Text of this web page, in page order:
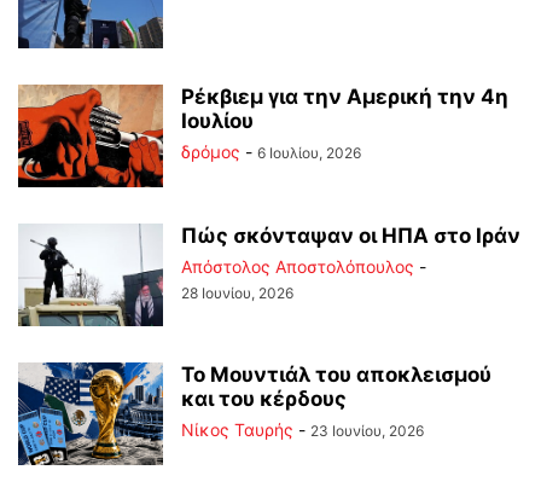
Ρέκβιεμ για την Αμερική την 4η
Ιουλίου
δρόμος - 6 Ιουλίου, 2026
Πώς σκόνταψαν οι ΗΠΑ στο Ιράν
Απόστολος Αποστολόπουλος -
28 Ιουνίου, 2026
Το Μουντιάλ του αποκλεισμού
και του κέρδους
Νίκος Ταυρής - 23 Ιουνίου, 2026